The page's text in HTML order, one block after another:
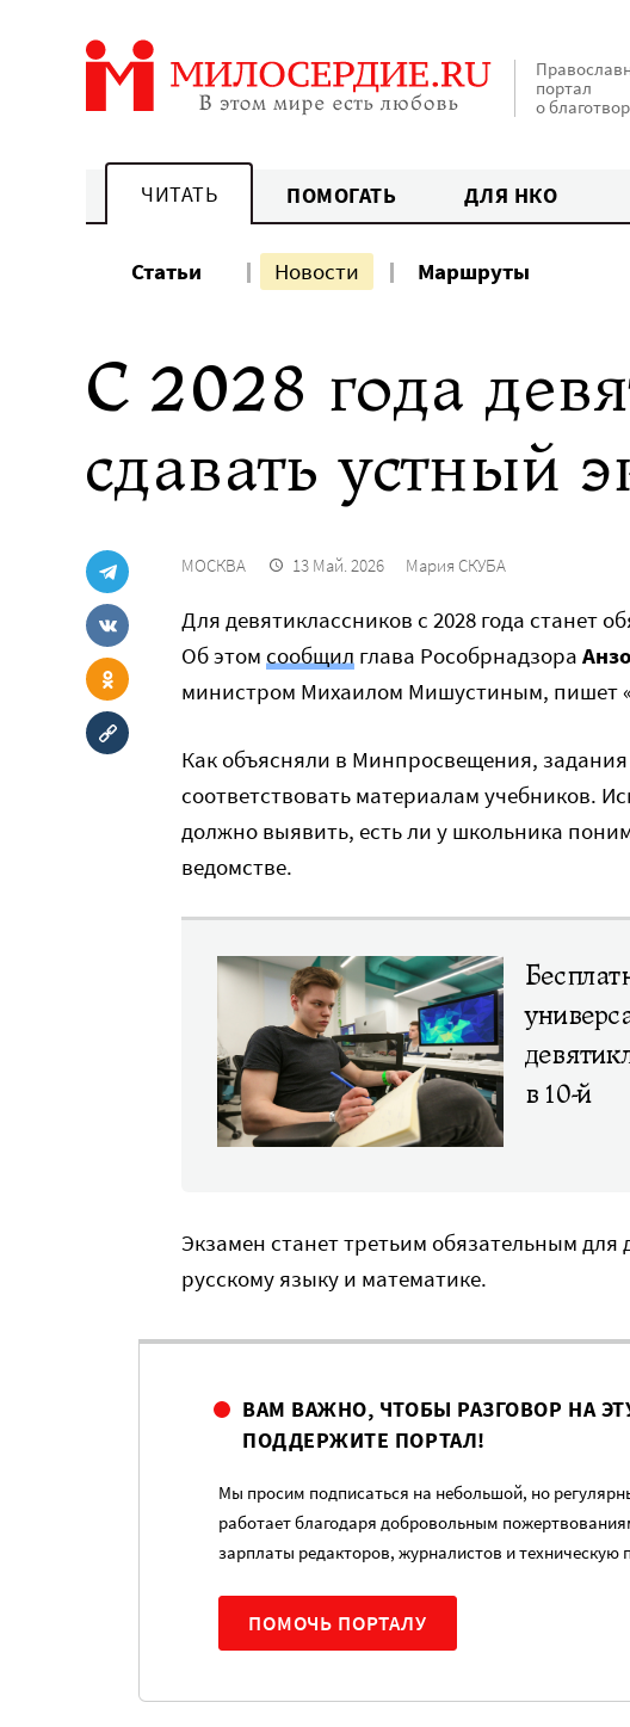
портал
о
ЧИТАТЬ ПОМОГАТЬ ДЛЯ НКО
Статьи Новости Маршруты
С 2028 года
сдавать устный
МОСКВА 13 Май. 2026 Мария СКУБА
Для девятиклассников с 2028 года станет
Об этом сообщил глава Рособрнадзора
министром Михаилом Мишустиным, пишет
Как объясняли в Минпросвещения,
соответствовать материалам учебников.
должно выявить, есть ли у школьника
ведомстве.
в 10-й
Экзамен станет третьим обязательным
русскому языку и математике.
ВАМ ВАЖНО, ЧТОБЫ РАЗГОВОР НА
ПОДДЕРЖИТЕ ПОРТАЛ!
Мы просим подписаться на небольшой, но
работает благодаря добровольным
зарплаты редакторов, журналистов и техническую
ПОМОЧЬ ПОРТАЛУ